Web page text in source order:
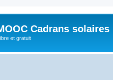
Cadrans solaires
et gratuit